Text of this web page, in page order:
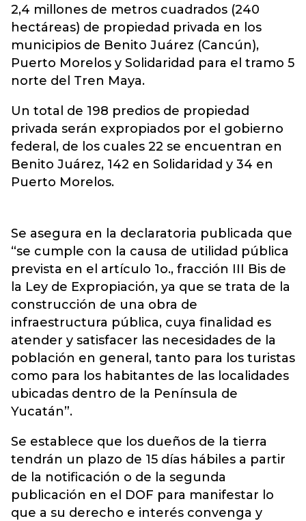
2,4 millones de metros cuadrados (240
hectáreas) de propiedad privada en los
municipios de Benito Juárez (Cancún),
Puerto Morelos y Solidaridad para el tramo 5
norte del Tren Maya.
Un total de 198 predios de propiedad
privada serán expropiados por el gobierno
federal, de los cuales 22 se encuentran en
Benito Juárez, 142 en Solidaridad y 34 en
Puerto Morelos.
Se asegura en la declaratoria publicada que
“se cumple con la causa de utilidad pública
prevista en el artículo 1o., fracción III Bis de
la Ley de Expropiación, ya que se trata de la
construcción de una obra de
infraestructura pública, cuya finalidad es
atender y satisfacer las necesidades de la
población en general, tanto para los turistas
como para los habitantes de las localidades
ubicadas dentro de la Península de
Yucatán”.
Se establece que los dueños de la tierra
tendrán un plazo de 15 días hábiles a partir
de la notificación o de la segunda
publicación en el DOF para manifestar lo
que a su derecho e interés convenga y